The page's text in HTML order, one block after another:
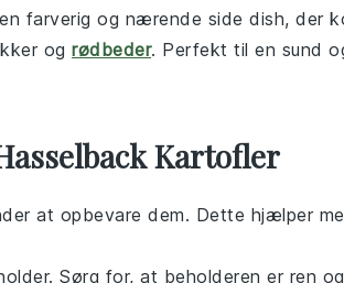
farverig og nærende side dish, der
og rødbeder. Perfekt til en sund
Kartofler
at opbevare dem. Dette hjælper
Sørg for, at beholderen er ren